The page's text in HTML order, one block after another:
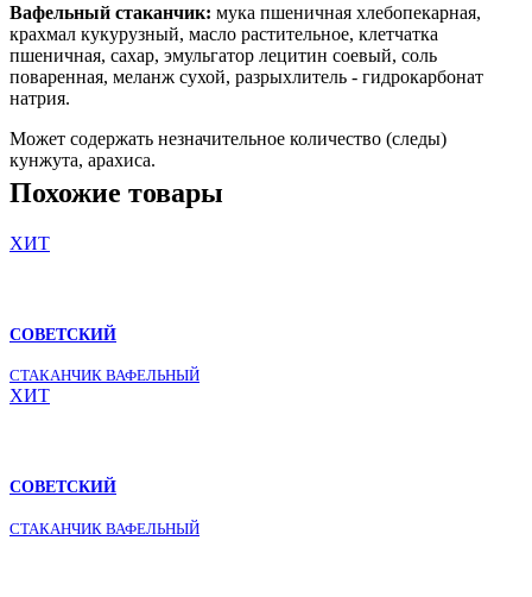
Вафельный стаканчик: мука пшеничная хлебопекарная,
крахмал кукурузный, масло растительное, клетчатка
пшеничная, сахар, эмульгатор лецитин соевый, соль
поваренная, меланж сухой, разрыхлитель - гидрокарбонат
натрия.
Может содержать незначительное количество (следы)
кунжута, арахиса.
Похожие товары
ХИТ
СОВЕТСКИЙ
СТАКАНЧИК ВАФЕЛЬНЫЙ
ХИТ
СОВЕТСКИЙ
СТАКАНЧИК ВАФЕЛЬНЫЙ